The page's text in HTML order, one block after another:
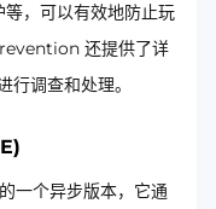
，可以有效地防止玩
还提供了详
调查和处理。
个异步版本，它通